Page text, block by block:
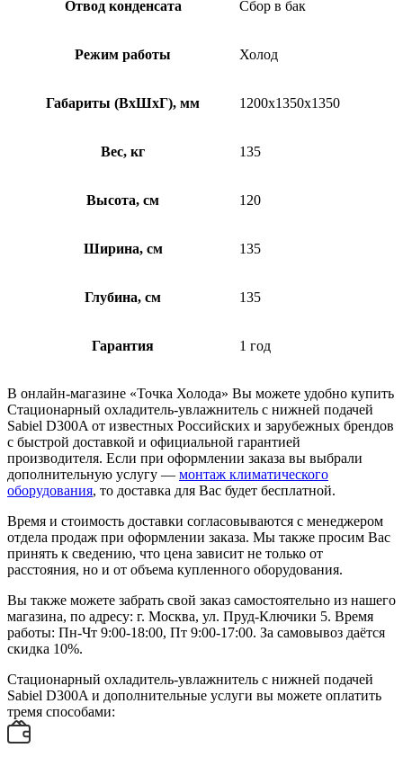
Отвод конденсата Сбор в бак
Режим работы Холод
Габариты (ВхШхГ), мм 1200х1350х1350
Вес, кг 135
Высота, см 120
Ширина, см 135
Глубина, см 135
Гарантия 1 год
В онлайн-магазине «Точка Холода» Вы можете удобно купить
Стационарный охладитель-увлажнитель с нижней подачей
Sabiel D300A от известных Российских и зарубежных брендов
с быстрой доставкой и официальной гарантией
производителя. Если при оформлении заказа вы выбрали
дополнительную услугу — монтаж климатического
оборудования, то доставка для Вас будет бесплатной.
Время и стоимость доставки согласовываются с менеджером
отдела продаж при оформлении заказа. Мы также просим Вас
принять к сведению, что цена зависит не только от
расстояния, но и от объема купленного оборудования.
Вы также можете забрать свой заказ самостоятельно из нашего
магазина, по адресу: г. Москва, ул. Пруд-Ключики 5. Время
работы: Пн-Чт 9:00-18:00, Пт 9:00-17:00. За самовывоз даётся
скидка 10%.
Стационарный охладитель-увлажнитель с нижней подачей
Sabiel D300A и дополнительные услуги вы можете оплатить
тремя способами: